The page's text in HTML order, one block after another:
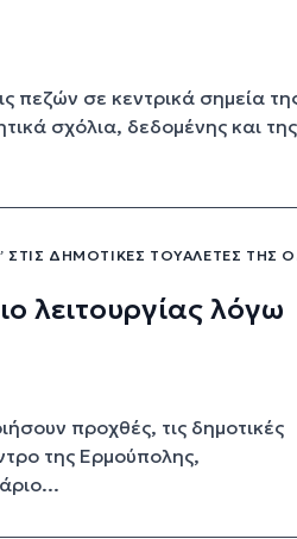
πεζών σε κεντρικά σημεία
σχόλια, δεδομένης και της
ΣΤΙΣ ΔΗΜΟΤΙΚΈΣ ΤΟΥΑΛΈΤΕΣ ΤΗΣ
λειτουργίας λόγω
προχθές, τις δημοτικές
της Ερμούπολης,